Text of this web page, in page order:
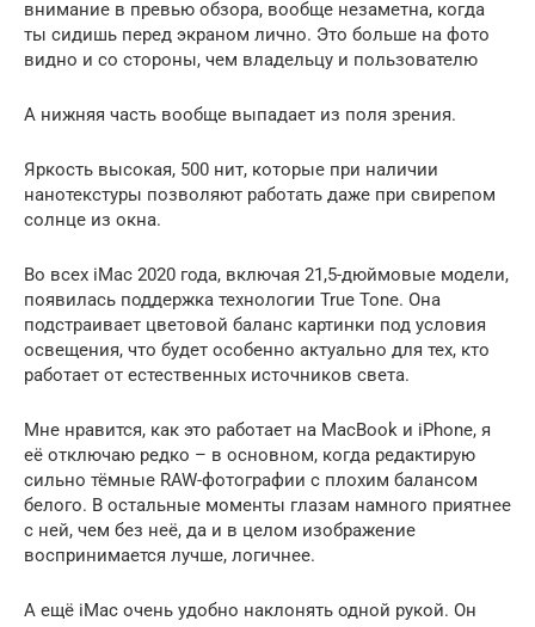
внимание в превью обзора, вообще незаметна, когда
ты сидишь перед экраном лично. Это больше на фото
видно и со стороны, чем владельцу и пользователю
А нижняя часть вообще выпадает из поля зрения.
Яркость высокая, 500 нит, которые при наличии
нанотекстуры позволяют работать даже при свирепом
солнце из окна.
Во всех iMac 2020 года, включая 21,5-дюймовые модели,
появилась поддержка технологии True Tone. Она
подстраивает цветовой баланс картинки под условия
освещения, что будет особенно актуально для тех, кто
работает от естественных источников света.
Мне нравится, как это работает на MacBook и iPhone, я
её отключаю редко – в основном, когда редактирую
сильно тёмные RAW-фотографии с плохим балансом
белого. В остальные моменты глазам намного приятнее
с ней, чем без неё, да и в целом изображение
воспринимается лучше, логичнее.
А ещё iMac очень удобно наклонять одной рукой. Он